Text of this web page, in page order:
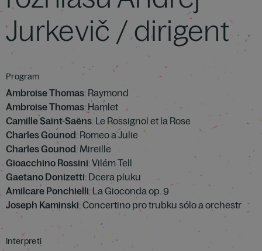
Jurkevič / dirigent
Program
Ambroise Thomas: Raymond
Ambroise Thomas: Hamlet
Camille Saint-Saëns: Le Rossignol et la Rose
Charles Gounod: Romeo a Julie
Charles Gounod: Mireille
Gioacchino Rossini: Vilém Tell
Gaetano Donizetti: Dcera pluku
Amilcare Ponchielli: La Gioconda op. 9
Joseph Kaminski: Concertino pro trubku sólo a orchestr
Interpreti